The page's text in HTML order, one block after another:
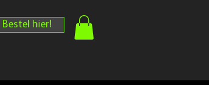
Bestel hier!